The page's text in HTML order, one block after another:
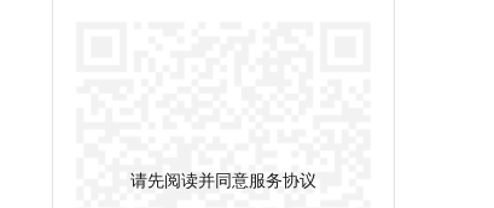
请先阅读并同意服务协议